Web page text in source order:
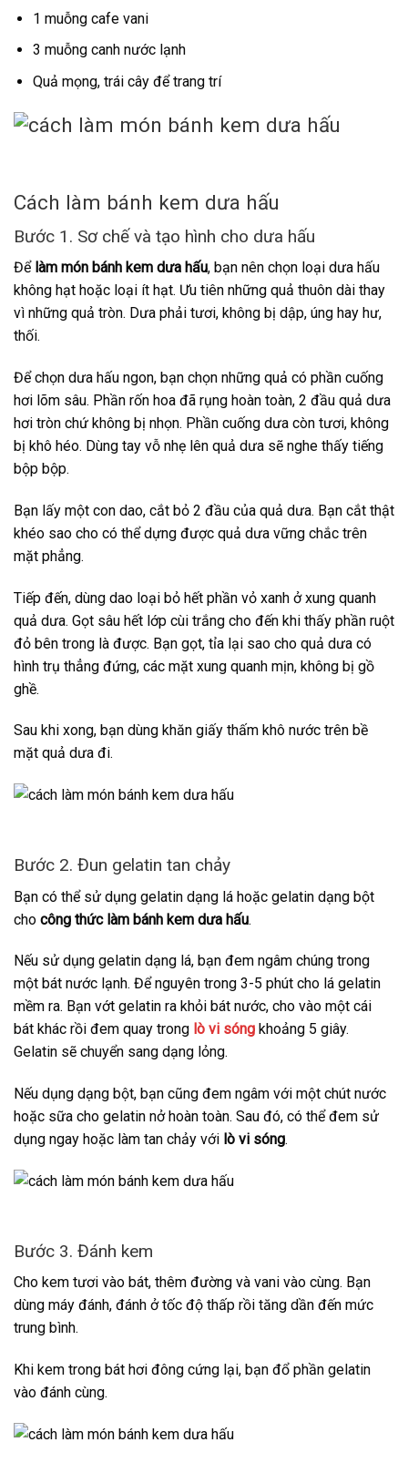
1 muỗng cafe vani
3 muỗng canh nước lạnh
Quả mọng, trái cây để trang trí
Cách làm bánh kem dưa hấu
Bước 1. Sơ chế và tạo hình cho dưa hấu
Để làm món bánh kem dưa hấu, bạn nên chọn loại dưa hấu
không hạt hoặc loại ít hạt. Ưu tiên những quả thuôn dài thay
vì những quả tròn. Dưa phải tươi, không bị dập, úng hay hư,
thối.
Để chọn dưa hấu ngon, bạn chọn những quả có phần cuống
hơi lõm sâu. Phần rốn hoa đã rụng hoàn toàn, 2 đầu quả dưa
hơi tròn chứ không bị nhọn. Phần cuống dưa còn tươi, không
bị khô héo. Dùng tay vỗ nhẹ lên quả dưa sẽ nghe thấy tiếng
bộp bộp.
Bạn lấy một con dao, cắt bỏ 2 đầu của quả dưa. Bạn cắt thật
khéo sao cho có thể dựng được quả dưa vững chắc trên
mặt phẳng.
Tiếp đến, dùng dao loại bỏ hết phần vỏ xanh ở xung quanh
quả dưa. Gọt sâu hết lớp cùi trắng cho đến khi thấy phần ruột
đỏ bên trong là được. Bạn gọt, tỉa lại sao cho quả dưa có
hình trụ thẳng đứng, các mặt xung quanh mịn, không bị gồ
ghề.
Sau khi xong, bạn dùng khăn giấy thấm khô nước trên bề
mặt quả dưa đi.
Bước 2. Đun gelatin tan chảy
Bạn có thể sử dụng gelatin dạng lá hoặc gelatin dạng bột
cho công thức làm bánh kem dưa hấu.
Nếu sử dụng gelatin dạng lá, bạn đem ngâm chúng trong
một bát nước lạnh. Để nguyên trong 3-5 phút cho lá gelatin
mềm ra. Bạn vớt gelatin ra khỏi bát nước, cho vào một cái
bát khác rồi đem quay trong lò vi sóng khoảng 5 giây.
Gelatin sẽ chuyển sang dạng lỏng.
Nếu dụng dạng bột, bạn cũng đem ngâm với một chút nước
hoặc sữa cho gelatin nở hoàn toàn. Sau đó, có thể đem sử
dụng ngay hoặc làm tan chảy với lò vi sóng.
Bước 3. Đánh kem
Cho kem tươi vào bát, thêm đường và vani vào cùng. Bạn
dùng máy đánh, đánh ở tốc độ thấp rồi tăng dần đến mức
trung bình.
Khi kem trong bát hơi đông cứng lại, bạn đổ phần gelatin
vào đánh cùng.